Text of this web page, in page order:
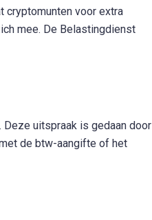
cryptomunten voor extra
mee. De Belastingdienst
uitspraak is gedaan door
de btw-aangifte of het